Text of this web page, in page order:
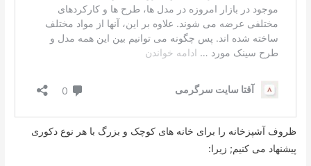
ظروف آشپزخانه را برای خانه های کوچک و بزرگ با هر نوع دکوری
پیشنهاد می کنیم; زیرا: